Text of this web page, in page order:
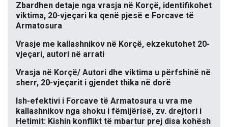
Zbardhen detaje nga vrasja në Korçë, identifikohet
viktima, 20-vjeçari ka qenë pjesë e Forcave të
Armatosura
Vrasje me kallashnikov në Korçë, ekzekutohet 20-
vjeçari, autori në arrati
Vrasja në Korçë/ Autori dhe viktima u përfshinë në
sherr, 20-vjeçarit i gjendet thika në dorë
Ish-efektivi i Forcave të Armatosura u vra me
kallashnikov nga shoku i fëmijërisë, zv. drejtori i
Hetimit: Kishin konflikt të mbartur prej disa kohësh